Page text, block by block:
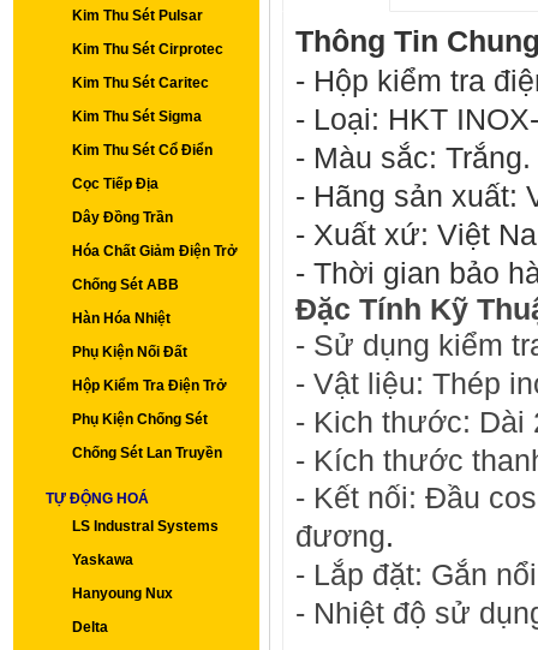
Kim Thu Sét Pulsar
Kim Thu Sét Cirprotec
Kim Thu Sét Caritec
Kim Thu Sét Sigma
Kim Thu Sét Cổ Điển
Cọc Tiếp Địa
Dây Đồng Trần
Hóa Chất Giảm Điện Trở
Chống Sét ABB
Hàn Hóa Nhiệt
Phụ Kiện Nối Đất
Hộp Kiểm Tra Điện Trở
Phụ Kiện Chống Sét
Chống Sét Lan Truyền
TỰ ĐỘNG HOÁ
LS Industral Systems
Yaskawa
Hanyoung Nux
Delta
Thông Tin
- Hộp kiểm tra
- Loại: HKT
- Màu sắc: Trắng.
- Hãng sản xuất:
- Xuất xứ: Việt
- Thời gian bảo
Đặc Tính Kỹ
- Sử dụng kiểm
- Vật liệu: Thép
- Kich thước: Dài
- Kích thước
- Kết nối: Đầu
đương.
- Lắp đặt: Gắn
- Nhiệt độ sử